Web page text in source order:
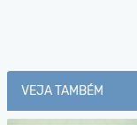
VEJA TAMBÉM